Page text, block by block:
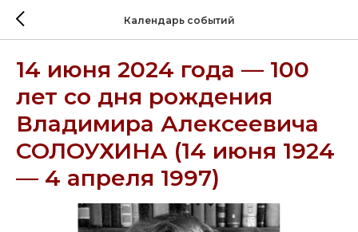
Календарь событий
14 июня 2024 года — 100
лет со дня рождения
Владимира Алексеевича
СОЛОУХИНА (14 июня 1924
— 4 апреля 1997)